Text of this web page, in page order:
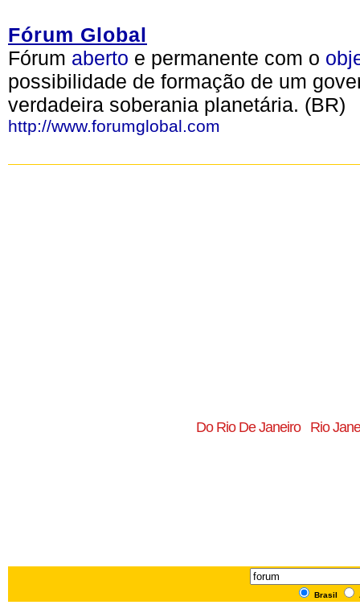
Fórum Global
Fórum aberto e permanente com o
possibilidade de formação de um
verdadeira soberania planetária. (BR)
http://www.forumglobal.com
Do Rio De Janeiro Rio
Brasil